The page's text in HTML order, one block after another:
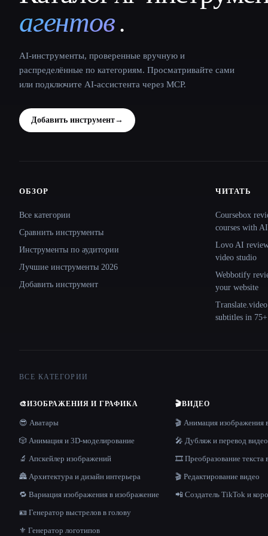
агентов.
AI-инструменты, проверенные вручную и
распределённые по категориям. Просматривайте сами
или подключите AI-ассистента через MCP.
Добавить инструмент→
Site navigation
ОБЗОР
Все категории
Сравнить инструменты
Инструменты по аудитории
Лучшие инструменты 2026
Добавить инструмент
ЧИТАТЬ
Coursebox
courses with AI
Lovo AI
video studio
Webbotify
your website
subtitles in 75+
ВСЕ КАТЕГОРИИ
🎨ИЗОБРАЖЕНИЯ И ГРАФИКА
😎 Аватары
🎲 Анимация и 3D-моделирование
🔬 Апскейлер изображений
🏯 Архитектура и дизайн интерьера
🔁 Вариация изображения в изображение
🪪 Генератор выстрелов в голову
⚜️ Генератор логотипов
🎬ВИДЕО
🎬 Анимация изображения
🎤 Дубляж и перевод видео
🎞️ Преобразование текста
🎬 Редактирование видео
📲 Создатель TikTok и